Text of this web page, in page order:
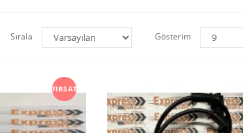
Sırala Gösterim
FIRSAT